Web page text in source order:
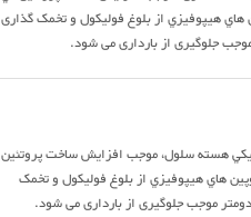
هاي هيپوفيزي از بلوغ فوليكول و تخمک گذاری
جلوگيری از بارداری می شود.
هسته سلول، موجب افزايش ساخت پروتئين
هاي هيپوفيزي از بلوغ فوليكول و تخمک
موجب جلوگيری از بارداری می شود.